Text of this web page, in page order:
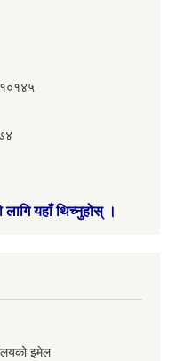
यहाँ थिच्नुहोस् ।
इमेल